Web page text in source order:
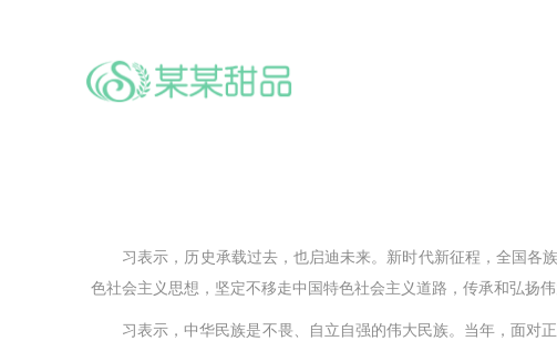
习表示，历史承载过去，也启迪未来。新时代新征程，全国各族
色社会主义思想，坚定不移走中国特色社会主义道路，传承和弘扬
习表示，中华民族是不畏、自立自强的伟大民族。当年，面对正